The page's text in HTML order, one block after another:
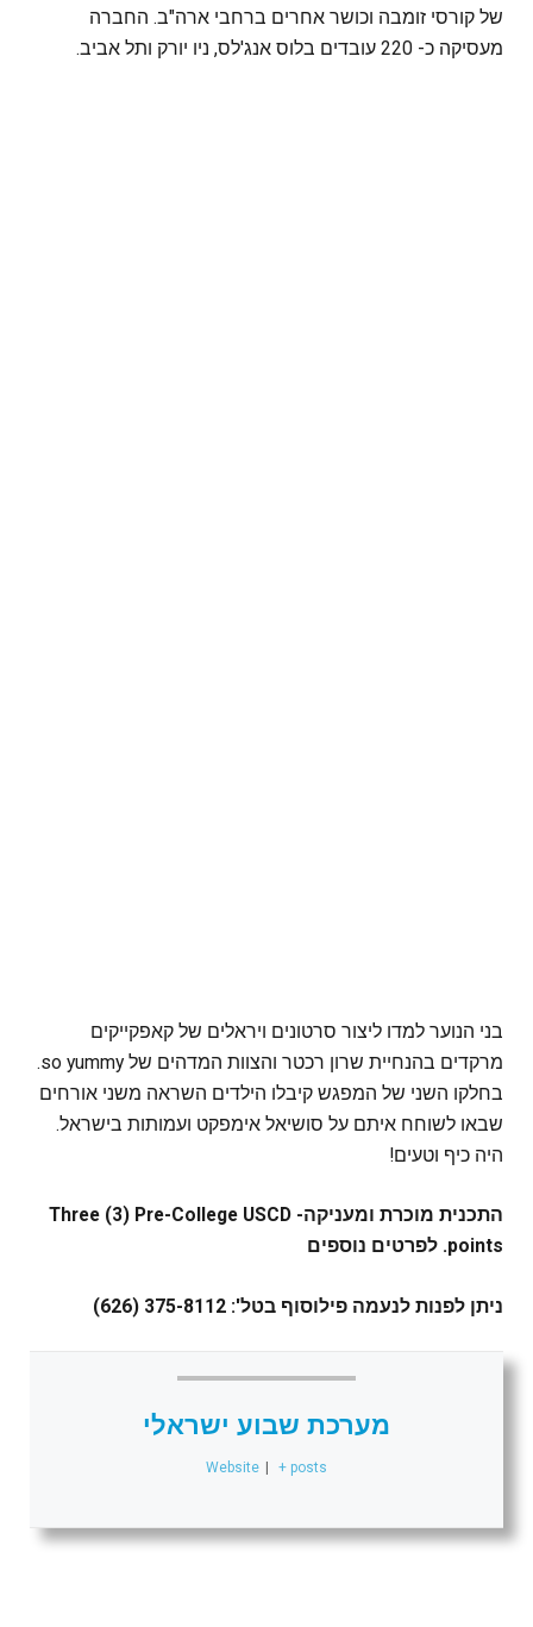
של קורסי זומבה וכושר אחרים ברחבי ארה"ב. החברה
מעסיקה כ- 220 עובדים בלוס אנג'לס, ניו יורק ותל אביב.
בני הנוער למדו ליצור סרטונים ויראלים של קאפקייקים
מרקדים בהנחיית שרון רכטר והצוות המדהים של so yummy.
בחלקו השני של המפגש קיבלו הילדים השראה משני אורחים
שבאו לשוחח איתם על סושיאל אימפקט ועמותות בישראל.
היה כיף וטעים!
התכנית מוכרת ומעניקה- Three (3) Pre-College USCD
points. לפרטים נוספים
ניתן לפנות לנעמה פילוסוף בטל': 375-8112 (626)
מערכת שבוע ישראלי
Website | + posts